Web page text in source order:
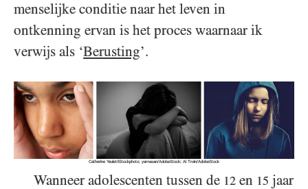
menselijke conditie naar het leven in
ontkenning ervan is het proces waarnaar ik
verwijs als ‘Berusting’.
Catherine Yeulet/iStockphoto; yamasan/AdobeStock; Al Troin/AdobeStock
Wanneer adolescenten tussen de 12 en 15 jaar